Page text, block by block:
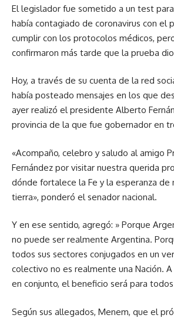
El legislador fue sometido a un test
había contagiado de coronavirus con el
cumplir con los protocolos médicos,
confirmaron más tarde que la prueba
Hoy, a través de su cuenta de la red
había posteado mensajes en los que
ayer realizó el presidente Alberto
provincia de la que fue gobernador en
«Acompaño, celebro y saludo al amigo
Fernández por visitar nuestra querida
dónde fortalece la Fe y la esperanza de
tierra», ponderó el senador nacional.
Y en ese sentido, agregó: » Porque
no puede ser realmente Argentina.
todos sus sectores conjugados en un
colectivo no es realmente una Nación.
en conjunto, el beneficio será para
Según sus allegados, Menem, que el